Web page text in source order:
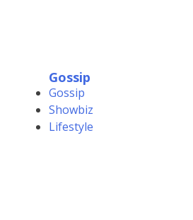
Gossip
Gossip
Showbiz
Lifestyle